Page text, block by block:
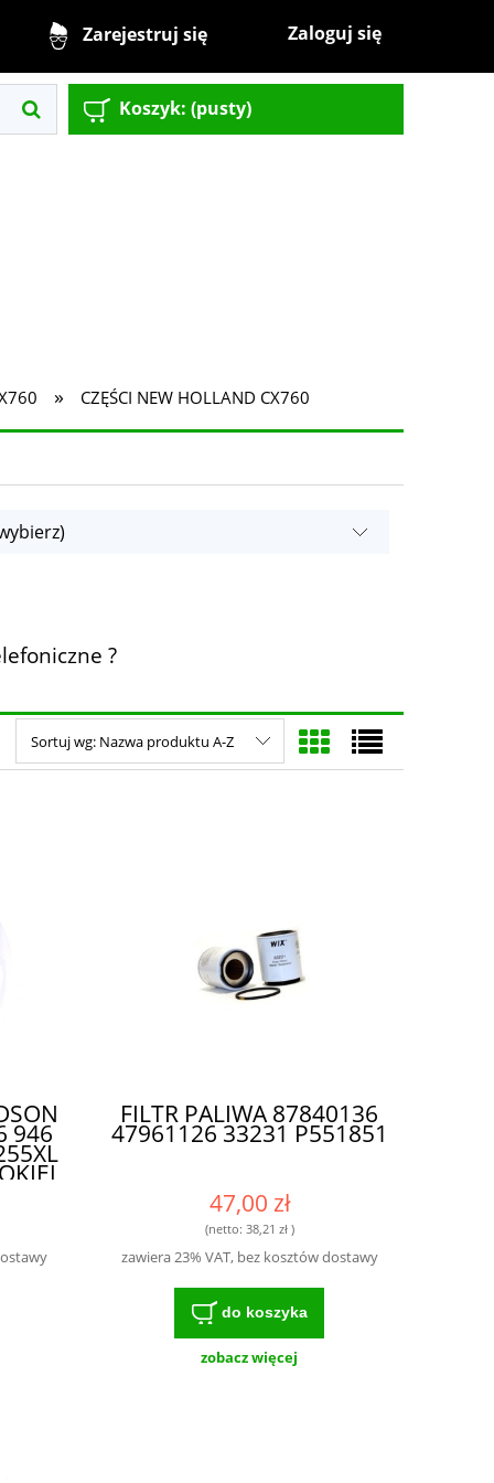
Zarejestruj się Zaloguj się
Koszyk: (pusty)
» CZĘŚCI NEW HOLLAND CX760
?
Sortuj wg: Nazwa produktu A-Z
946
FILTR PALIWA 87840136
47961126 33231 P551851
47,00 zł
(netto: 38,21 zł)
zawiera 23% VAT, bez kosztów dostawy
do koszyka
zobacz więcej